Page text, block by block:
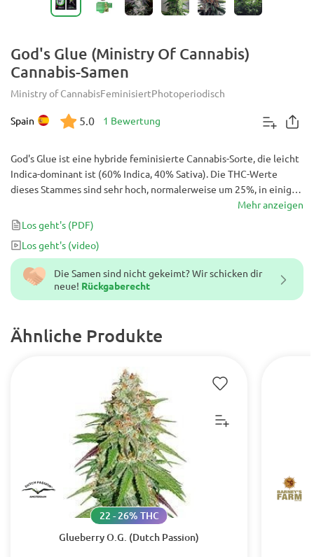
God's Glue (Ministry Of Cannabis)
Cannabis-Samen
Ministry of CannabisFeminisiertPhotoperiodisch
Spain 5.0 1 Bewertung
Die Samen sind nicht gekeimt? Wir schicken dir
neue! Rückgaberecht
Ähnliche Produkte
Glueberry O.G. (Dutch Passion)
22 - 26% THC
God's Glue ist eine hybride feminisierte Cannabis-Sorte, die leicht
Indica-dominant ist (60% Indica, 40% Sativa). Die THC-Werte
dieses Stammes sind sehr hoch, normalerweise um 25%, in einigen
Pflanzen jedoch näher bei 30%. Als solches liefert God’s Glue ein
intensives Hoch, aber die Effekte tendieren eher zur Indica als zur
Sativa-Seite.
Mehr anzeigen
Los geht's (PDF)
Los geht's (video)